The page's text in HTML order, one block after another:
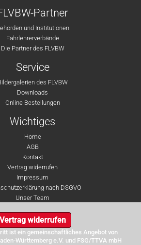
Partner
und Institutionen
Fahrlehrerverbände
Die Partner des FLVBW
Service
des FLVBW
Downloads
Online Bestellungen
Wichtiges
Home
AGB
Kontakt
Vertrag widerrufen
Impressum
nach DSGVO
Unser Team
Vertrag widerrufen
ist ein gemeinschaftliches Angebot von
Württemberg e.V. und FSG/TTVA mbH